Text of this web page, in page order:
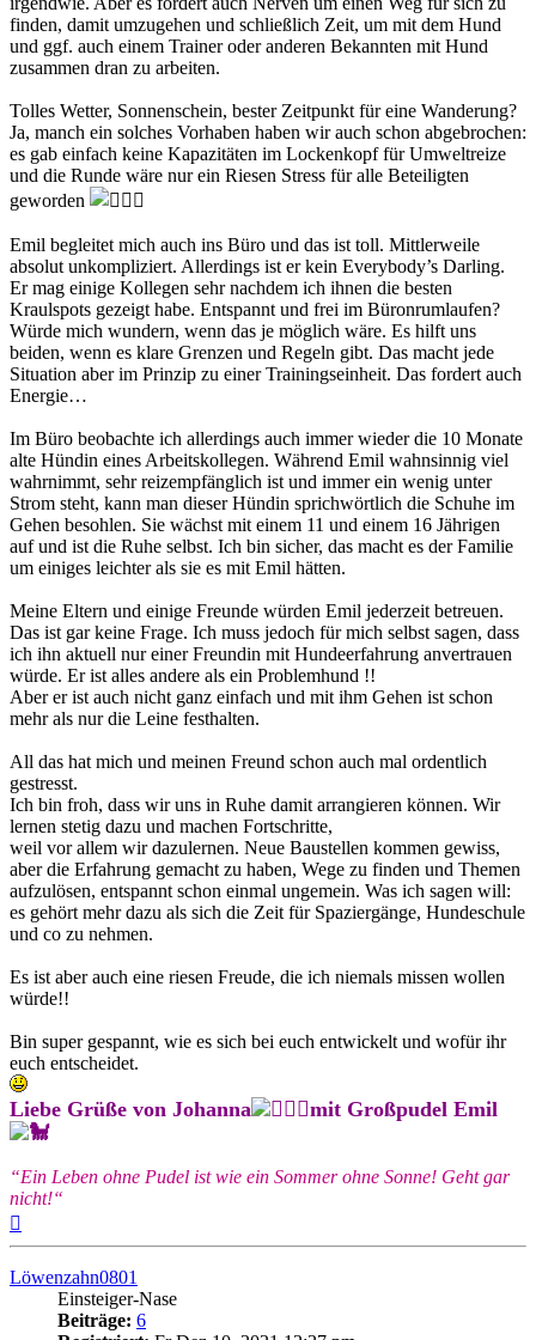
finden, damit umzugehen und schließlich Zeit, um mit dem Hund
und ggf. auch einem Trainer oder anderen Bekannten mit Hund
zusammen dran zu arbeiten.
Tolles Wetter, Sonnenschein, bester Zeitpunkt für eine Wanderung?
Ja, manch ein solches Vorhaben haben wir auch schon abgebrochen:
es gab einfach keine Kapazitäten im Lockenkopf für Umweltreize
und die Runde wäre nur ein Riesen Stress für alle Beteiligten
geworden
Emil begleitet mich auch ins Büro und das ist toll. Mittlerweile
absolut unkompliziert. Allerdings ist er kein Everybody’s Darling.
Er mag einige Kollegen sehr nachdem ich ihnen die besten
Kraulspots gezeigt habe. Entspannt und frei im Büronrumlaufen?
Würde mich wundern, wenn das je möglich wäre. Es hilft uns
beiden, wenn es klare Grenzen und Regeln gibt. Das macht jede
Situation aber im Prinzip zu einer Trainingseinheit. Das fordert auch
Energie…
Im Büro beobachte ich allerdings auch immer wieder die 10 Monate
alte Hündin eines Arbeitskollegen. Während Emil wahnsinnig viel
wahrnimmt, sehr reizempfänglich ist und immer ein wenig unter
Strom steht, kann man dieser Hündin sprichwörtlich die Schuhe im
Gehen besohlen. Sie wächst mit einem 11 und einem 16 Jährigen
auf und ist die Ruhe selbst. Ich bin sicher, das macht es der Familie
um einiges leichter als sie es mit Emil hätten.
Meine Eltern und einige Freunde würden Emil jederzeit betreuen.
Das ist gar keine Frage. Ich muss jedoch für mich selbst sagen, dass
ich ihn aktuell nur einer Freundin mit Hundeerfahrung anvertrauen
würde. Er ist alles andere als ein Problemhund !!
Aber er ist auch nicht ganz einfach und mit ihm Gehen ist schon
mehr als nur die Leine festhalten.
All das hat mich und meinen Freund schon auch mal ordentlich
gestresst.
Ich bin froh, dass wir uns in Ruhe damit arrangieren können. Wir
lernen stetig dazu und machen Fortschritte,
weil vor allem wir dazulernen. Neue Baustellen kommen gewiss,
aber die Erfahrung gemacht zu haben, Wege zu finden und Themen
aufzulösen, entspannt schon einmal ungemein. Was ich sagen will:
es gehört mehr dazu als sich die Zeit für Spaziergänge, Hundeschule
und co zu nehmen.
Es ist aber auch eine riesen Freude, die ich niemals missen wollen
würde!!
Bin super gespannt, wie es sich bei euch entwickelt und wofür ihr
euch entscheidet.
Liebe Grüße von Johanna mit Großpudel Emil
“Ein Leben ohne Pudel ist wie ein Sommer ohne Sonne! Geht gar
nicht!“
Löwenzahn0801
Einsteiger-Nase
Beiträge: 6